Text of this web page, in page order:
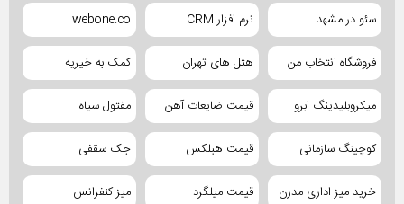
سئو در مشهد نرم افزار CRM webone.co
فروشگاه انتخاب من هتل های تهران کمک به خیریه
میکروبلیدینگ ابرو قیمت ضایعات آهن مفتول سیاه
کوچینگ سازمانی قیمت هبلکس جک سقفی
خرید میز اداری مدرن قیمت میلگرد میز کنفرانس